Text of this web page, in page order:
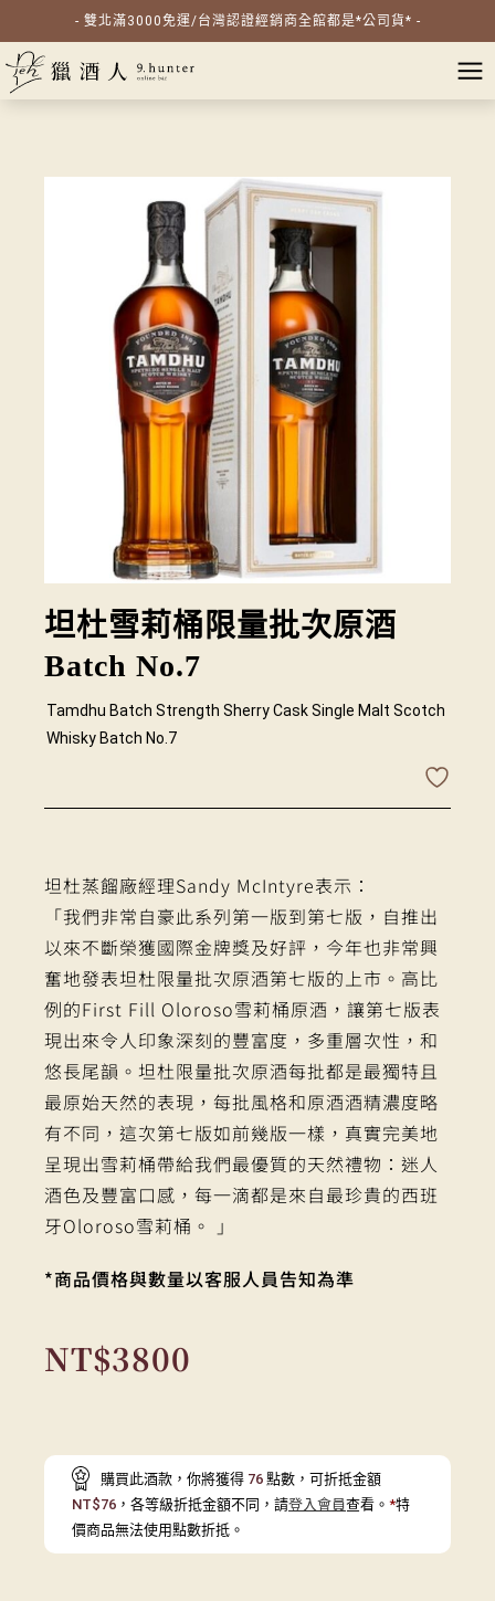
- 雙北滿3000免運/台灣認證經銷商全館都是*公司貨* -
坦杜雪莉桶限量批次原酒
Batch No.7
Tamdhu Batch Strength Sherry Cask Single Malt Scotch
Whisky Batch No.7
坦杜蒸餾廠經理Sandy McIntyre表示：
「我們非常自豪此系列第一版到第七版，自推出
以來不斷榮獲國際金牌獎及好評，今年也非常興
奮地發表坦杜限量批次原酒第七版的上市。高比
例的First Fill Oloroso雪莉桶原酒，讓第七版表
現出來令人印象深刻的豐富度，多重層次性，和
悠長尾韻。坦杜限量批次原酒每批都是最獨特且
最原始天然的表現，每批風格和原酒酒精濃度略
有不同，這次第七版如前幾版一樣，真實完美地
呈現出雪莉桶帶給我們最優質的天然禮物：迷人
酒色及豐富口感，每一滴都是來自最珍貴的西班
牙Oloroso雪莉桶。 ｣
*商品價格與數量以客服人員告知為準
NT$3800
購買此酒款，你將獲得 76 點數，可折抵金額
NT$76 ，各等級折抵金額不同，請登入會員查看。 *特
價商品無法使用點數折抵。